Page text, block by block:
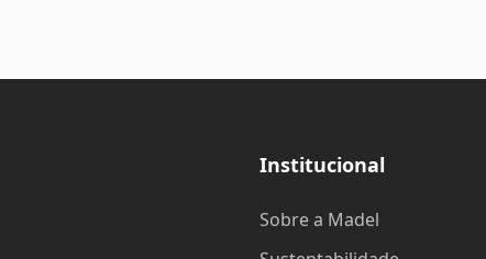
Institucional
Sobre a Madel